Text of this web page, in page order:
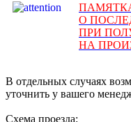
О
ПРИ
НА
В отдельных случаях
уточнить у вашего
Схема проезда: